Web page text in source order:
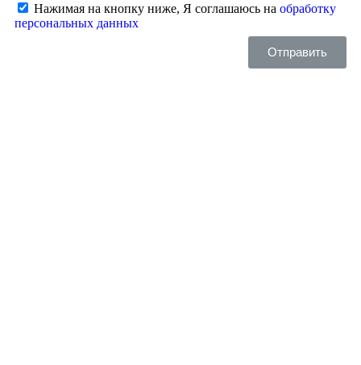
Нажимая на кнопку ниже, Я соглашаюсь на обработку
персональных данных
Отправить